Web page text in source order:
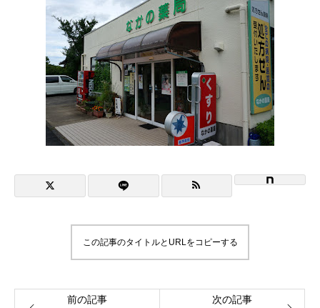
NiBキャンパスブログ
情報公開 プライバシーポリシー
この記事のタイトルとURLをコピーする
前の記事 次の記事